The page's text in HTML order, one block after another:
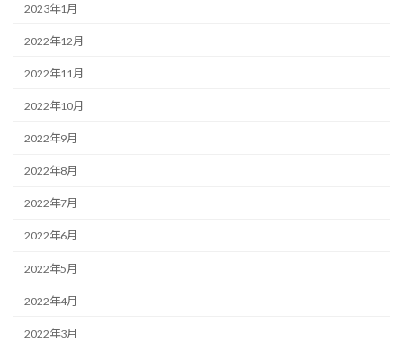
2023年1月
2022年12月
2022年11月
2022年10月
2022年9月
2022年8月
2022年7月
2022年6月
2022年5月
2022年4月
2022年3月